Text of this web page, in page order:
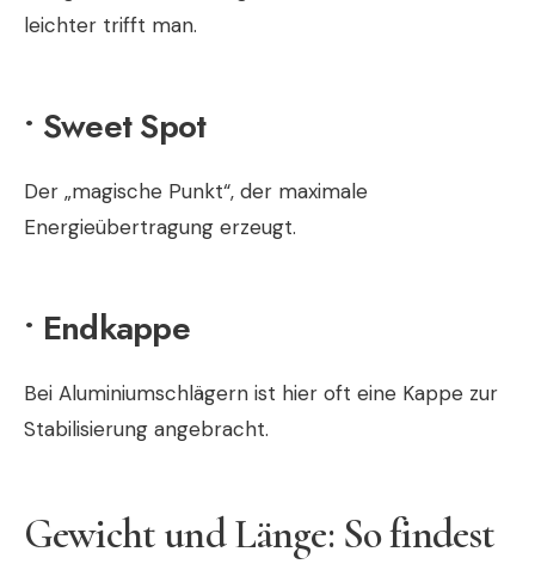
leichter trifft man.
• Sweet Spot
Der „magische Punkt“, der maximale
Energieübertragung erzeugt.
• Endkappe
Bei Aluminiumschlägern ist hier oft eine Kappe zur
Stabilisierung angebracht.
Gewicht und Länge: So findest